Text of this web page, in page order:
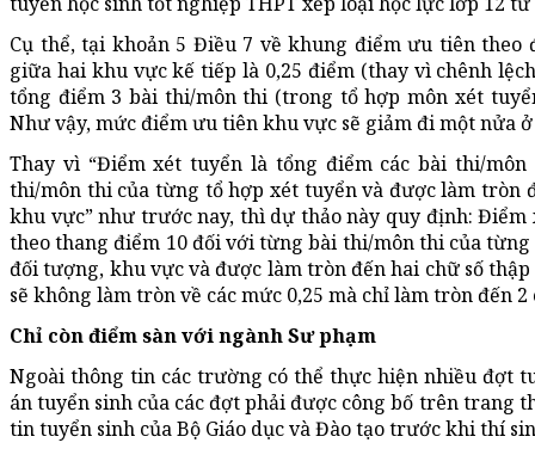
Cụ thể, tại khoản 5 Điều 7 về khung điểm ưu tiên
giữa hai khu vực kế tiếp là 0,25 điểm (thay vì chênh
tổng điểm 3 bài thi/môn thi (trong tổ hợp môn xét
Như vậy, mức điểm ưu tiên khu vực sẽ giảm đi một nửa
Thay vì “Điểm xét tuyển là tổng điểm các bài thi/
thi/môn thi của từng tổ hợp xét tuyển và được làm tròn
khu vực” như trước nay, thì dự thảo này quy định:
theo thang điểm 10 đối với từng bài thi/môn thi của
đối tượng, khu vực và được làm tròn đến hai chữ số
sẽ không làm tròn về các mức 0,25 mà chỉ làm tròn đến 2
Chỉ còn điểm sàn với ngành Sư phạm
Ngoài thông tin các trường có thể thực hiện nhiều đợt
án tuyển sinh của các đợt phải được công bố trên trang
tin tuyển sinh của Bộ Giáo dục và Đào tạo trước khi thí